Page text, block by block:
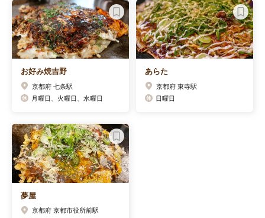
お好み焼吉野
京都府 七条駅
月曜日、火曜日、水曜日
あらた
京都府 東寺駅
日曜日
夢屋
京都府 京都市役所前駅